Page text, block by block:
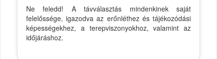
Ne feledd! A távválasztás mindenkinek saját
felelőssége, igazodva az erőnléthez és tájékozódási
képességekhez, a terepviszonyokhoz, valamint az
időjáráshoz.